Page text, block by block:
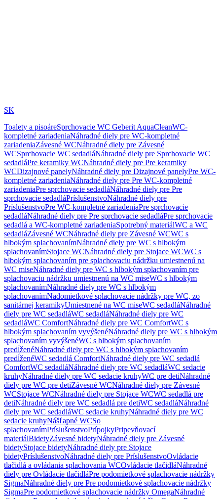
SK
Toalety a pisoáreSprchovacie WC Geberit AquaCleanWC-
kompletné zariadeniaNáhradné diely pre WC-kompletné
zariadeniaZávesné WCNáhradné diely pre Závesné
WCSprchovacie WC sedadláNáhradné diely pre Sprchovacie WC
sedadláPre keramiky WCNáhradné diely pre Pre keramiky
WCDizajnové panelyNáhradné diely pre Dizajnové panelyPre WC-
kompletné zariadeniaNáhradné diely pre Pre WC-kompletné
zariadeniaPre sprchovacie sedadláNáhradné diely pre Pre
sprchovacie sedadláPríslušenstvoNáhradné diely pre
PríslušenstvoPre WC-kompletné zariadeniaPre sprchovacie
sedadláNáhradné diely pre Pre sprchovacie sedadláPre sprchovacie
sedadlá a WC-kompletné zariadeniaSpotrebný materiálWC a WC
sedadláZávesné WCNáhradné diely pre Závesné WCWC s
hlbokým splachovanímNáhradné diely pre WC s hlbokým
splachovanímStojace WCNáhradné diely pre Stojace WCWC s
hlbokým splachovaním pre splachovaciu nádržku umiestnenú na
WC miseNáhradné diely pre WC s hlbokým splachovaním pre
splachovaciu nádržku umiestnenú na WC miseWC s hlbokým
splachovanímNáhradné diely pre WC s hlbokým
splachovanímNadomietkové splachovacie nádržky pre WC, zo
sanitárnej keramikyUmiestnené na WC miseWC sedadláNáhradné
diely pre WC sedadláWC sedadláNáhradné diely pre WC
sedadláWC ComfortNáhradné diely pre WC ComfortWC s
hlbokým splachovaním vyvýšenéNáhradné diely pre WC s hlbokým
splachovaním vyvýšenéWC s hlbokým splachovaním
predĺženéNáhradné diely pre WC s hlbokým splachovaním
predĺženéWC sedadlá ComfortNáhradné diely pre WC sedadlá
ComfortWC sedadláNáhradné diely pre WC sedadláWC sedacie
kruhyNáhradné diely pre WC sedacie kruhyWC pre detiNáhradné
diely pre WC pre detiZávesné WCNáhradné diely pre Závesné
WCStojace WCNáhradné diely pre Stojace WCWC sedadlá pre
detiNáhradné diely pre WC sedadlá pre detiWC sedadláNáhradné
diely pre WC sedadláWC sedacie kruhyNáhradné diely pre WC
sedacie kruhyNášľapné WCSo
splachovanímPríslušenstvoPrípojkyPripevňovací
materiálBidetyZávesné bidetyNáhradné diely pre Závesné
bidetyStojace bidetyNáhradné diely pre Stojace
bidetyPríslušenstvoNáhradné diely pre PríslušenstvoOvládacie
tlačidlá a ovládania splachovania WCOvládacie tlačidláNáhradné
diely pre Ovládacie tlačidláPre podomietkové splachovacie nádržky
SigmaNáhradné diely pre Pre podomietkové splachovacie nádržky
SigmaPre podomietkové splachovacie nádržky OmegaNáhradné